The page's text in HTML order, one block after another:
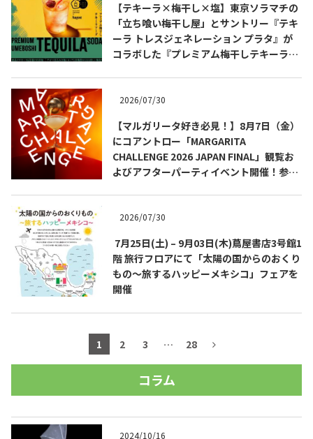
【テキーラ×梅干し×塩】東京ソラマチの
「立ち喰い梅干し屋」とサントリー『テキ
ーラ トレスジェネレーション プラタ』が
コラボした『プレミアム梅干しテキーラソ
2026/07/30
【マルガリータ好き必見！】8月7日（金）
にコアントロー「MARGARITA
CHALLENGE 2026 JAPAN FINAL」観覧お
よびアフターパーティイベント開催！参加
2026/07/30
7月25日(土) – 9月03日(木)蔦屋書店3号館1
階 旅行フロアにて「太陽の国からのおくり
もの～旅するハッピーメキシコ」フェアを
開催
1 2 3 … 28
コラム
2024/10/16